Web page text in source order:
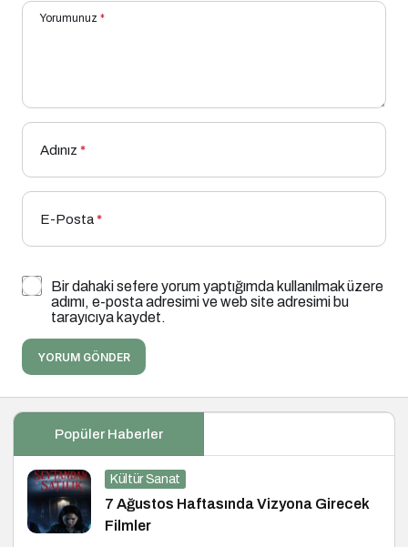
Yorumunuz *
Adınız *
E-Posta*
Bir dahaki sefere yorum yaptığımda kullanılmak üzere
adımı, e-posta adresimi ve web site adresimi bu
tarayıcıya kaydet.
YORUM GÖNDER
Popüler Haberler
Kültür Sanat
7 Ağustos Haftasında Vizyona Girecek
Filmler